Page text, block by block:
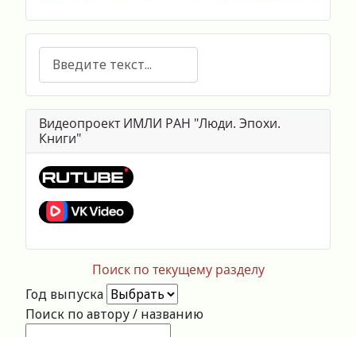
Поиск
Видеопроект ИМЛИ РАН "Люди. Эпохи.
Книги"
Поиск по текущему разделу
Год выпуска
Поиск по автору / названию